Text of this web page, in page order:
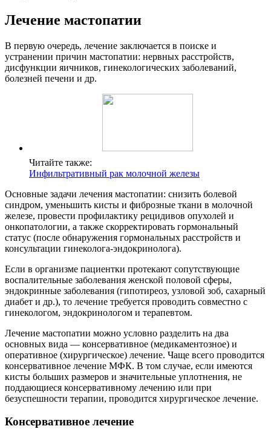
Лечение мастопатии
В первую очередь, лечение заключается в поиске и
устранении причин мастопатии: нервных расстройств,
дисфункции яичников, гинекологических заболеваний,
болезней печени и др.
Читайте также:
Инфильтративный рак молочной железы
Основные задачи лечения мастопатии: снизить болевой
синдром, уменьшить кисты и фиброзные ткани в молочной
железе, провести профилактику рецидивов опухолей и
онкопатологии, а также скорректировать гормональный
статус (после обнаружения гормональных расстройств и
консультации гинеколога-эндокринолога).
Если в организме пациентки протекают сопутствующие
воспалительные заболевания женской половой сферы,
эндокринные заболевания (гипотиреоз, узловой зоб, сахарный
диабет и др.), то лечение требуется проводить совместно с
гинекологом, эндокринологом и терапевтом.
Лечение мастопатии можно условно разделить на два
основных вида — консервативное (медикаментозное) и
оперативное (хирургическое) лечение. Чаще всего проводится
консервативное лечение МФК. В том случае, если имеются
кисты больших размеров и значительные уплотнения, не
поддающиеся консервативному лечению или при
безуспешности терапии, проводится хирургическое лечение.
Консервативное лечение